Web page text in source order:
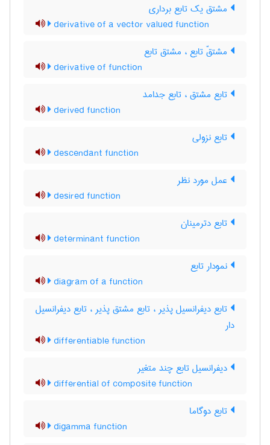
مشتق یک تابع برداری
derivative of a vector valued function
مشتقّ تابع ، مشتق تابع
derivative of function
تابع مشتق ، تابع جدامد
derived function
تابع نزولی
descendant function
عمل مورد نظر
desired function
تابع دترمینان
determinant function
نمودار تابع
diagram of a function
تابع دیفرانسیل پذیر ، تابع مشتق پذیر ، تابع دیفرانسیل
دار
differentiable function
دیفرانسیل تابع چند متغیر
differential of composite function
تابع دوگاما
digamma function